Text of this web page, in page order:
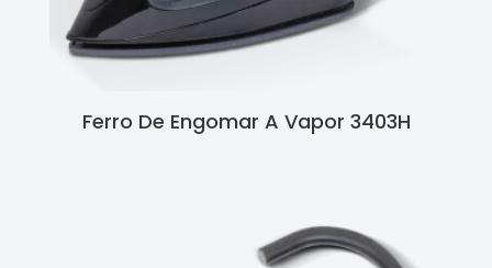
Ferro De Engomar A Vapor 3403H